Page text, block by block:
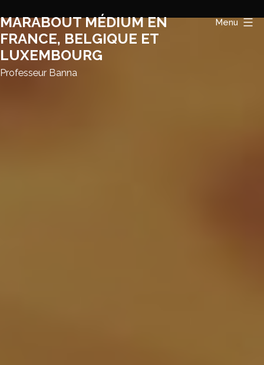
au
contenu
MARABOUT MÉDIUM EN
FRANCE, BELGIQUE ET
LUXEMBOURG
Professeur Banna
Menu